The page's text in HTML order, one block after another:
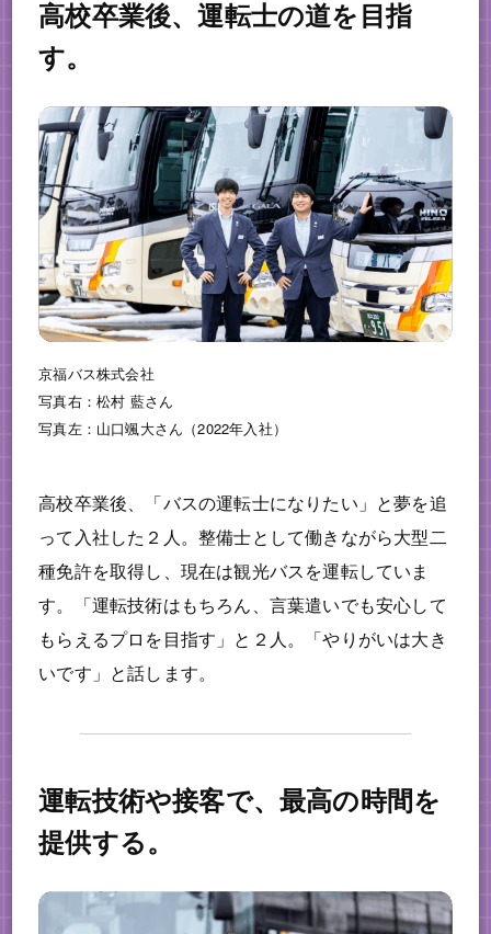
高校卒業後、運転士の道を目指
す。
京福バス株式会社
写真右：松村 藍さん
写真左：山口颯大さん（2022年入社）
高校卒業後、「バスの運転士になりたい」と夢を追
って入社した２人。整備士として働きながら大型二
種免許を取得し、現在は観光バスを運転していま
す。「運転技術はもちろん、言葉遣いでも安心して
もらえるプロを目指す」と２人。「やりがいは大き
いです」と話します。
運転技術や接客で、最高の時間を
提供する。